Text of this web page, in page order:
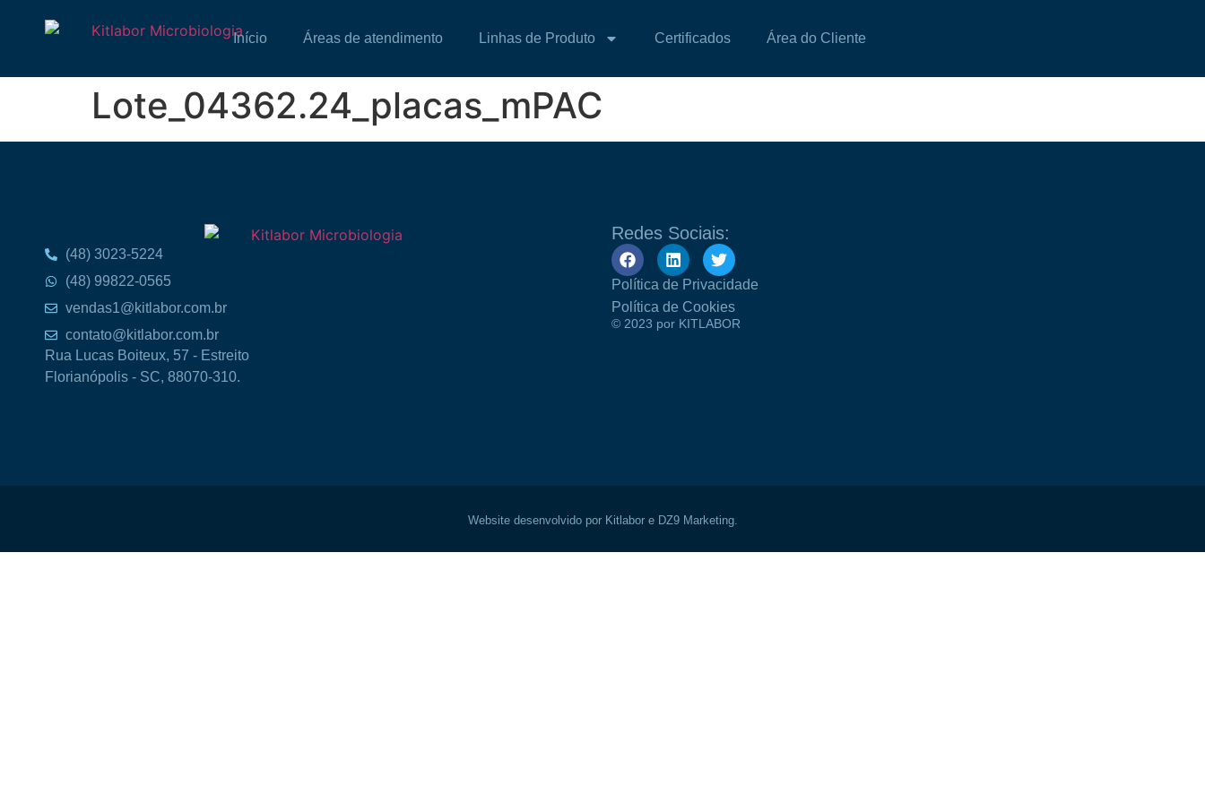
Início Áreas de atendimento Linhas de Produto Certificados Área do Cliente
Lote_04362.24_placas_mPAC
(48) 3023-5224
(48) 99822-0565
vendas1@kitlabor.com.br
contato@kitlabor.com.br
Rua Lucas Boiteux, 57 - Estreito
Florianópolis - SC, 88070-310.
Redes Sociais:
Política de Privacidade
Política de Cookies
© 2023 por KITLABOR
Website desenvolvido por Kitlabor e DZ9 Marketing.